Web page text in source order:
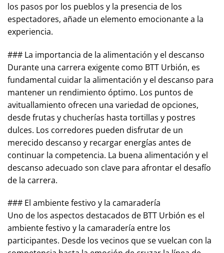
los pasos por los pueblos y la presencia de los
espectadores, añade un elemento emocionante a la
experiencia.
### La importancia de la alimentación y el descanso
Durante una carrera exigente como BTT Urbión, es
fundamental cuidar la alimentación y el descanso para
mantener un rendimiento óptimo. Los puntos de
avituallamiento ofrecen una variedad de opciones,
desde frutas y chucherías hasta tortillas y postres
dulces. Los corredores pueden disfrutar de un
merecido descanso y recargar energías antes de
continuar la competencia. La buena alimentación y el
descanso adecuado son clave para afrontar el desafío
de la carrera.
### El ambiente festivo y la camaradería
Uno de los aspectos destacados de BTT Urbión es el
ambiente festivo y la camaradería entre los
participantes. Desde los vecinos que se vuelcan con la